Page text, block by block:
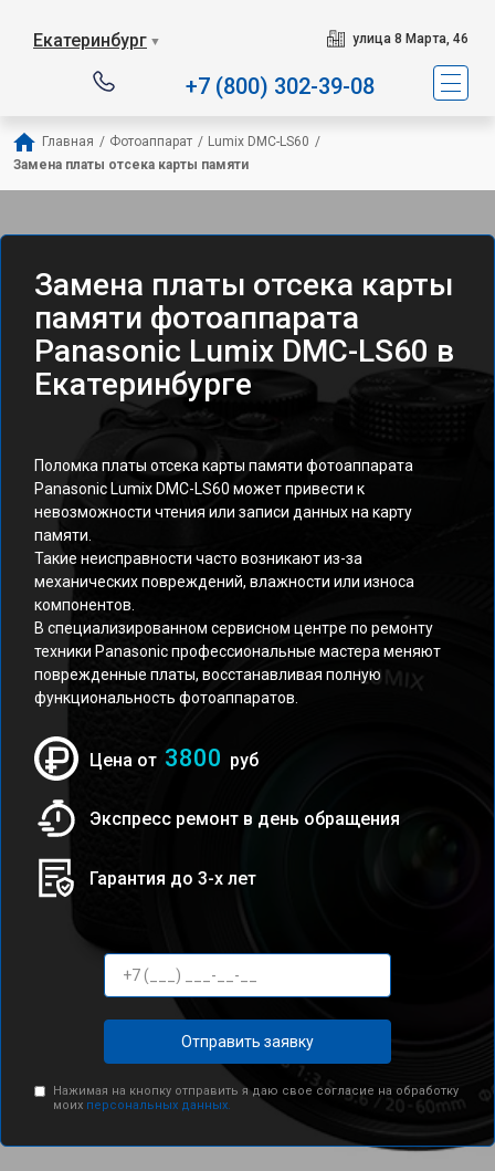
Екатеринбург ▼ улица 8 Марта, 46
+7 (800) 302-39-08
Главная / Фотоаппарат / Lumix DMC-LS60 /
Замена платы отсека карты памяти
Замена платы отсека карты
памяти фотоаппарата
Panasonic Lumix DMC-LS60 в
Екатеринбурге
Поломка платы отсека карты памяти фотоаппарата
Panasonic Lumix DMC-LS60 может привести к
невозможности чтения или записи данных на карту
памяти.
Такие неисправности часто возникают из-за
механических повреждений, влажности или износа
компонентов.
В специализированном сервисном центре по ремонту
техники Panasonic профессиональные мастера меняют
поврежденные платы, восстанавливая полную
функциональность фотоаппаратов.
Цена от 3800 руб
Экспресс ремонт в день обращения
Гарантия до 3-х лет
Отправить заявку
Нажимая на кнопку отправить я даю свое согласие на обработку
моих персональных данных.